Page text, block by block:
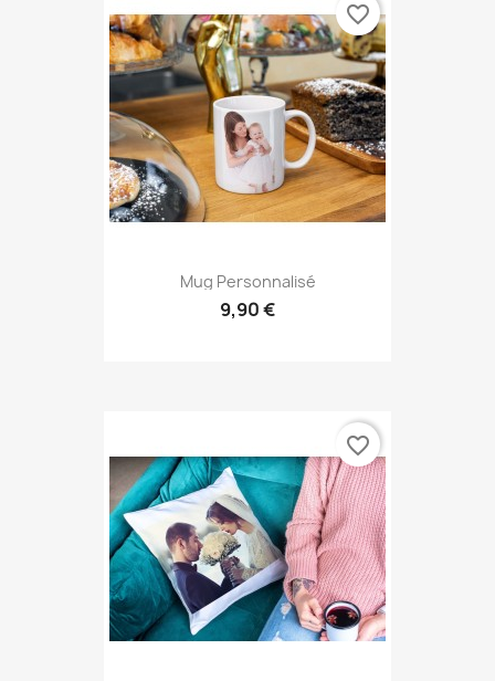
Mug Personnalisé
9,90 €
favorite_border
favorite_border